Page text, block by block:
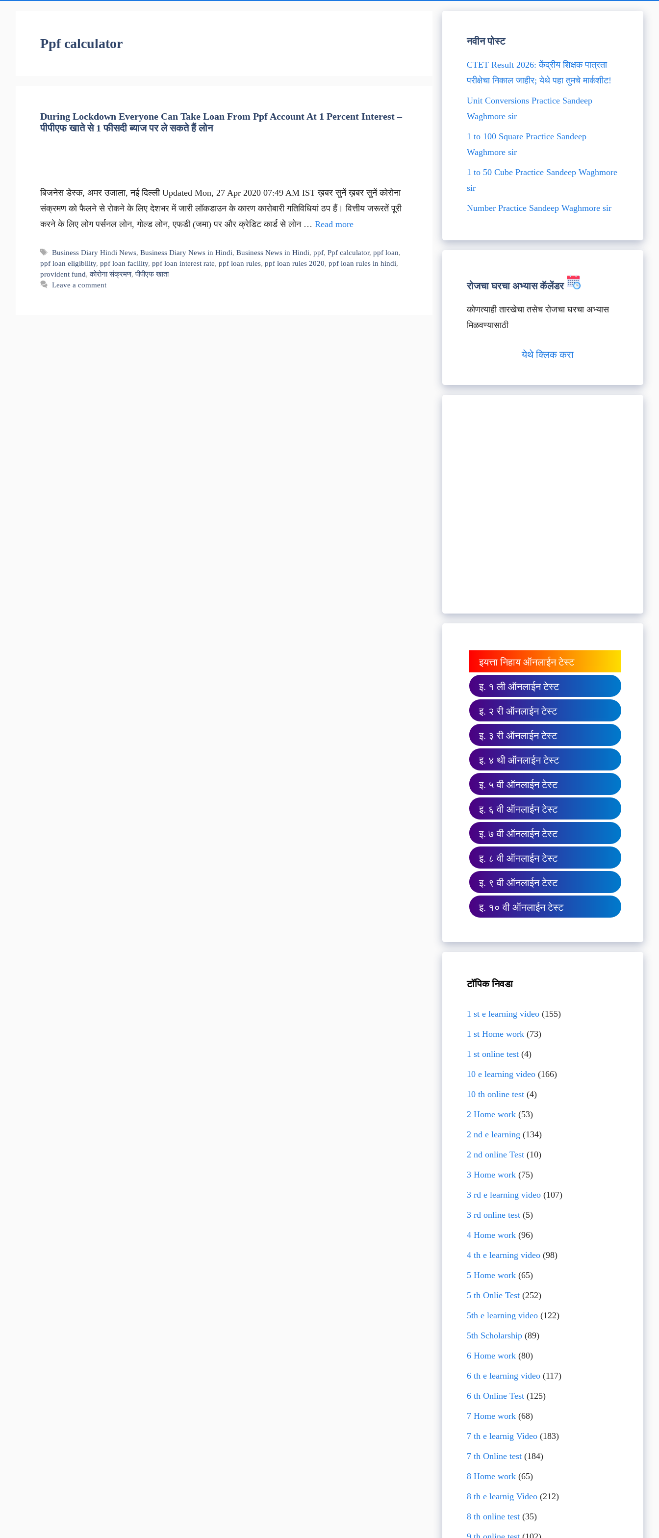
Ppf calculator
During Lockdown Everyone Can Take Loan From Ppf Account At 1 Percent Interest –
पीपीएफ खाते से 1 फीसदी ब्याज पर ले सकते हैं लोन
बिजनेस डेस्क, अमर उजाला, नई दिल्ली Updated Mon, 27 Apr 2020 07:49 AM IST ख़बर सुनें ख़बर सुनें कोरोना
संक्रमण को फैलने से रोकने के लिए देशभर में जारी लॉकडाउन के कारण कारोबारी गतिविधियां ठप हैं। वित्तीय जरूरतें पूरी
करने के लिए लोग पर्सनल लोन, गोल्ड लोन, एफडी (जमा) पर और क्रेडिट कार्ड से लोन … Read more
Tags
Business Diary Hindi News,Business Diary News in Hindi,Business News in Hindi,ppf,Ppf calculator,ppf loan,
ppf loan eligibility, ppf loan facility, ppf loan interest rate, ppf loan rules, ppf loan rules 2020, ppf loan rules in hindi,
provident fund,कोरोना संक्रमण,पीपीएफ खाता
Leave a comment
नवीन पोस्ट
CTET Result 2026: केंद्रीय शिक्षक पात्रता
परीक्षेचा निकाल जाहीर; येथे पहा तुमचे मार्कशीट!
Unit Conversions Practice Sandeep
Waghmore sir
1 to 100 Square Practice Sandeep
Waghmore sir
1 to 50 Cube Practice Sandeep Waghmore
sir
Number Practice Sandeep Waghmore sir
रोजचा घरचा अभ्यास कॅलेंडर
कोणत्याही तारखेचा तसेच रोजचा घरचा अभ्यास
मिळवण्यासाठी
येथे क्लिक करा
इयत्ता निहाय ऑनलाईन टेस्ट
इ. १ ली ऑनलाईन टेस्ट
इ. २ री ऑनलाईन टेस्ट
इ. ३ री ऑनलाईन टेस्ट
इ. ४ थी ऑनलाईन टेस्ट
इ. ५ वी ऑनलाईन टेस्ट
इ. ६ वी ऑनलाईन टेस्ट
इ. ७ वी ऑनलाईन टेस्ट
इ. ८ वी ऑनलाईन टेस्ट
इ. ९ वी ऑनलाईन टेस्ट
इ. १० वी ऑनलाईन टेस्ट
टॉपिक निवडा
1 st e learning video(155)
1 st Home work(73)
1 st online test(4)
10 e learning video(166)
10 th online test(4)
2 Home work(53)
2 nd e learning (134)
2 nd online Test(10)
3 Home work(75)
3 rd e learning video(107)
3 rd online test(5)
4 Home work(96)
4 th e learning video(98)
5 Home work(65)
5 th Onlie Test(252)
5th e learning video(122)
5th Scholarship(89)
6 Home work(80)
6 th e learning video(117)
6 th Online Test(125)
7 Home work(68)
7 th e learnig Video(183)
7 th Online test(184)
8 Home work(65)
8 th e learnig Video(212)
8 th online test(35)